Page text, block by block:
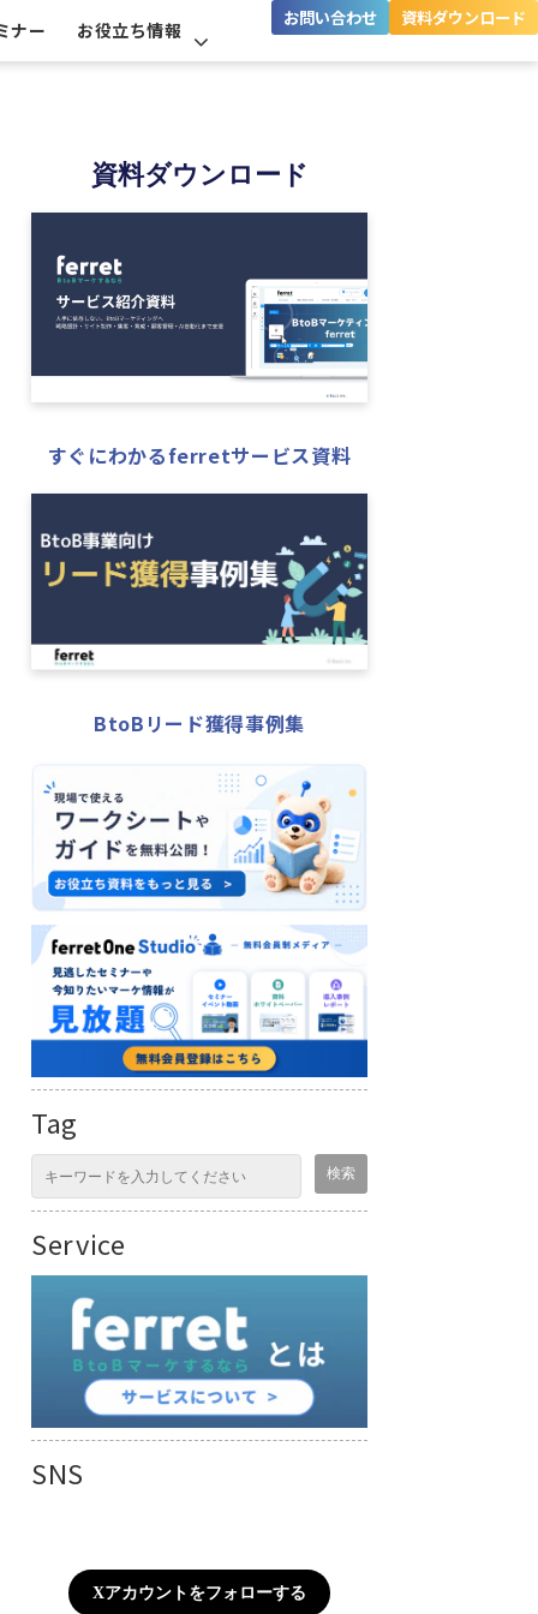
ナー お役立ち情報
お問い合わせ 資料ダウンロード
資料ダウンロード
すぐにわかるferretサービス資料
BtoBリード獲得事例集
Tag
Service
SNS
Xアカウントをフォローする